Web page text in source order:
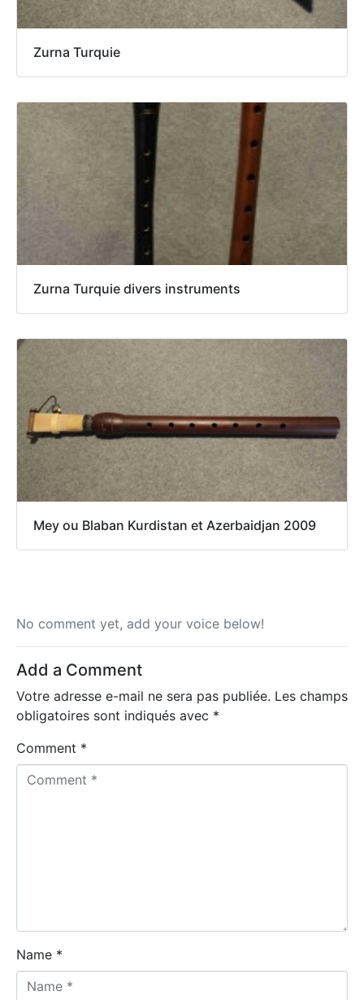
Zurna Turquie
Zurna Turquie divers instruments
Mey ou Blaban Kurdistan et Azerbaidjan 2009
No comment yet, add your voice below!
Add a Comment
Votre adresse e-mail ne sera pas publiée. Les champs
obligatoires sont indiqués avec *
Comment *
Name *